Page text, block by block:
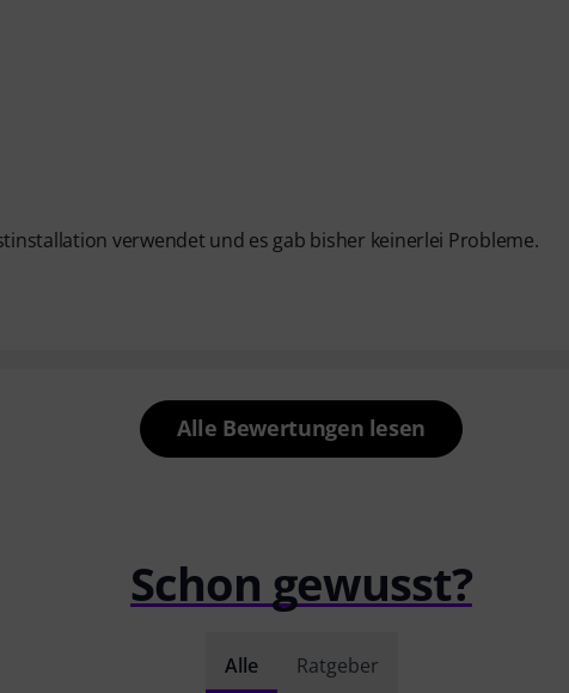
verwendet und es gab bisher keinerlei Probleme.
Alle Bewertungen lesen
Schon gewusst?
Alle Ratgeber